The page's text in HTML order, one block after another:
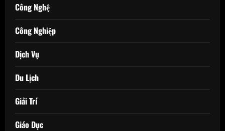
Công Nghệ
Công Nghiệp
Dịch Vụ
Du Lịch
Giải Trí
Giáo Dục